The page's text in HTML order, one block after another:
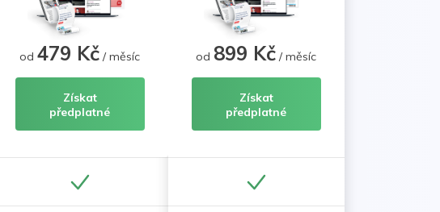
od479 Kč / měsíc
Získat
předplatné
od 899 Kč / měsíc
Získat
předplatné